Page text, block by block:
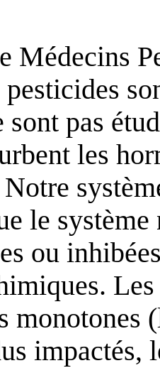
Médecins
sont pas
les
le
ou
monotones
impactés,